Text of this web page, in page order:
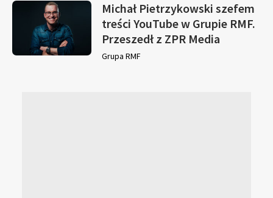
Michał Pietrzykowski szefem
treści YouTube w Grupie RMF.
Przeszedł z ZPR Media
Grupa RMF